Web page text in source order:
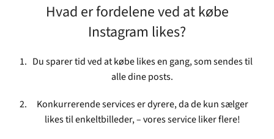
Hvad er fordelene ved at købe
Instagram likes?
Du sparer tid ved at købe likes en gang, som sendes til
alle dine posts.
Konkurrerende services er dyrere, da de kun sælger
likes til enkeltbilleder, – vores service liker flere!